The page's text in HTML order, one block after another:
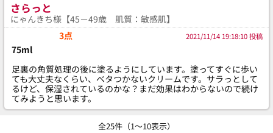
さらっと
にゃんきち様【45－49歳 肌質：敏感肌】
3点
2021/11/14 19:18:10 投稿
75ml
足裏の角質処理の後に塗るようにしています。塗ってすぐに歩い
ても大丈夫なくらい、ベタつかないクリームです。サラっとして
るけど、保湿されているのかな？まだ効果はわからないので続け
てみようと思います。
全25件（1～10表示）